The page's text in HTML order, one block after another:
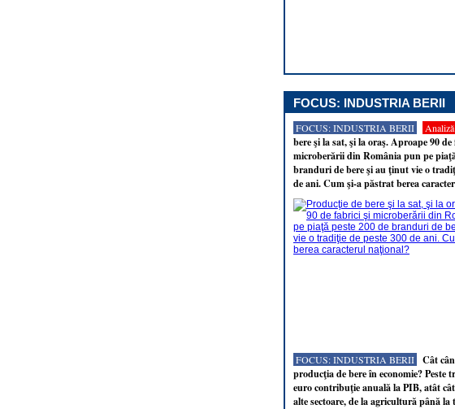
FOCUS: INDUSTRIA BERII
FOCUS: INDUSTRIA BERII Analiză
bere şi la sat, şi la oraş. Aproape 90
microberării din România pun pe
branduri de bere şi au ţinut vie o
de ani. Cum şi-a păstrat berea
FOCUS: INDUSTRIA BERII
Cât
producţia de bere în economie? Peste
euro contribuţie anuală la PIB, atât
alte sectoare, de la agricultură până